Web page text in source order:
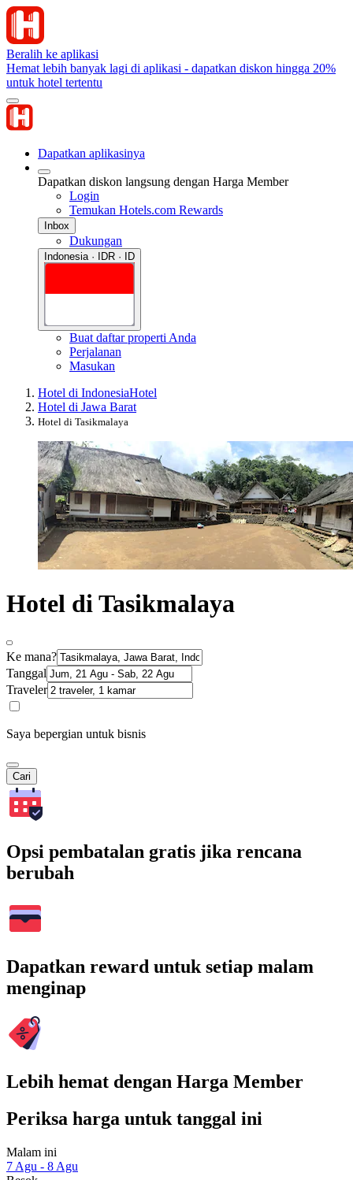
Beralih ke aplikasi
Hemat lebih banyak lagi di aplikasi - dapatkan diskon hingga 20%
untuk hotel tertentu
Dapatkan aplikasinya
Dapatkan diskon langsung dengan Harga Member
Login
Temukan Hotels.com Rewards
Inbox
Dukungan
Indonesia · IDR · ID
Buat daftar properti Anda
Perjalanan
Masukan
Hotel di IndonesiaHotel
Hotel di Jawa Barat
Hotel di Tasikmalaya
Hotel di Tasikmalaya
Ke mana?
Tanggal
Traveler
Saya bepergian untuk bisnis
Cari
Opsi pembatalan gratis jika rencana
berubah
Dapatkan reward untuk setiap malam
menginap
Lebih hemat dengan Harga Member
Periksa harga untuk tanggal ini
Malam ini
7 Agu - 8 Agu